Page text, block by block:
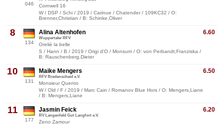
046
Cornwell 16
W / DSP / Schi / 2019 / Carinue / Chatender / 109KC32 / O:
Brenner,Christian / B: Schinke,Oliver
8
134
6.60
Alina Altenhofen
Wuppertaler RFV
Oreliè la belle
S / Hann / B / 2019 / Origi d'O / Monsum / O: von Perbandt,Franziska /
B: Rauschenberg,Dieter
10
131
6.50
Maike Mengers
RFV Bredenscheid e.V.
Monsieur Quento
W / Old / F / 2019 / Marc Cain / Romanov Blue Hors / O: Mengers,Liane
/ B: Mengers,Liane
11
177
6.20
Jasmin Feick
RV Langenfeld Gut Langfort e.V.
Zeno Zamour